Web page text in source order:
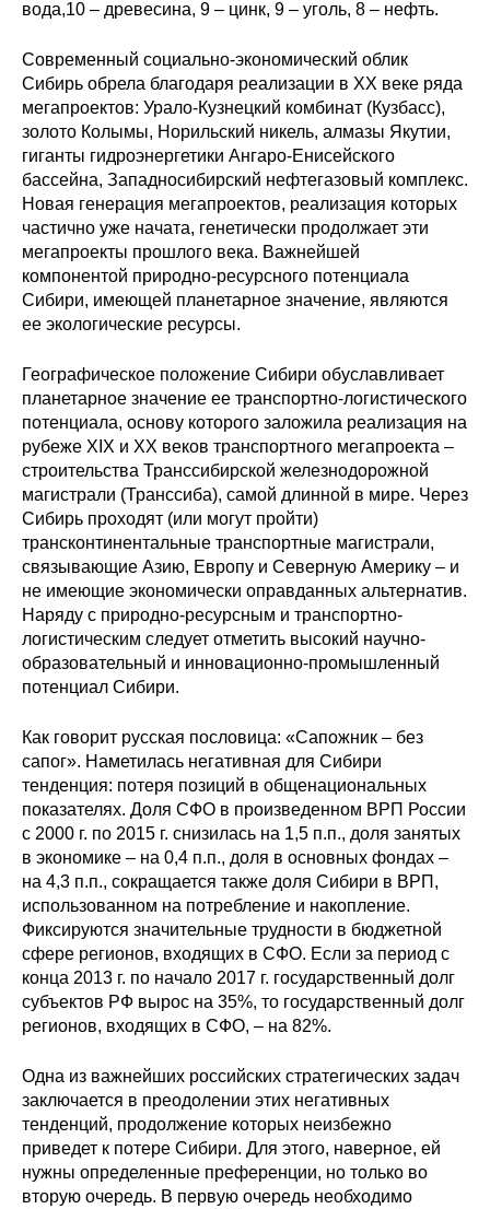
вода,10 – древесина, 9 – цинк, 9 – уголь, 8 – нефть.
Современный социально-экономический облик
Сибирь обрела благодаря реализации в ХХ веке ряда
мегапроектов: Урало-Кузнецкий комбинат (Кузбасс),
золото Колымы, Норильский никель, алмазы Якутии,
гиганты гидроэнергетики Ангаро-Енисейского
бассейна, Западносибирский нефтегазовый комплекс.
Новая генерация мегапроектов, реализация которых
частично уже начата, генетически продолжает эти
мегапроекты прошлого века. Важнейшей
компонентой природно-ресурсного потенциала
Сибири, имеющей планетарное значение, являются
ее экологические ресурсы.
Географическое положение Сибири обуславливает
планетарное значение ее транспортно-логистического
потенциала, основу которого заложила реализация на
рубеже XIX и XX веков транспортного мегапроекта –
строительства Транссибирской железнодорожной
магистрали (Транссиба), самой длинной в мире. Через
Сибирь проходят (или могут пройти)
трансконтинентальные транспортные магистрали,
связывающие Азию, Европу и Северную Америку – и
не имеющие экономически оправданных альтернатив.
Наряду с природно-ресурсным и транспортно-
логистическим следует отметить высокий научно-
образовательный и инновационно-промышленный
потенциал Сибири.
Как говорит русская пословица: «Сапожник – без
сапог». Наметилась негативная для Сибири
тенденция: потеря позиций в общенациональных
показателях. Доля СФО в произведенном ВРП России
с 2000 г. по 2015 г. снизилась на 1,5 п.п., доля занятых
в экономике – на 0,4 п.п., доля в основных фондах –
на 4,3 п.п., сокращается также доля Сибири в ВРП,
использованном на потребление и накопление.
Фиксируются значительные трудности в бюджетной
сфере регионов, входящих в СФО. Если за период с
конца 2013 г. по начало 2017 г. государственный долг
субъектов РФ вырос на 35%, то государственный долг
регионов, входящих в СФО, – на 82%.
Одна из важнейших российских стратегических задач
заключается в преодолении этих негативных
тенденций, продолжение которых неизбежно
приведет к потере Сибири. Для этого, наверное, ей
нужны определенные преференции, но только во
вторую очередь. В первую очередь необходимо